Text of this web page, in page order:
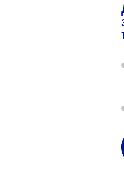
Плехановское